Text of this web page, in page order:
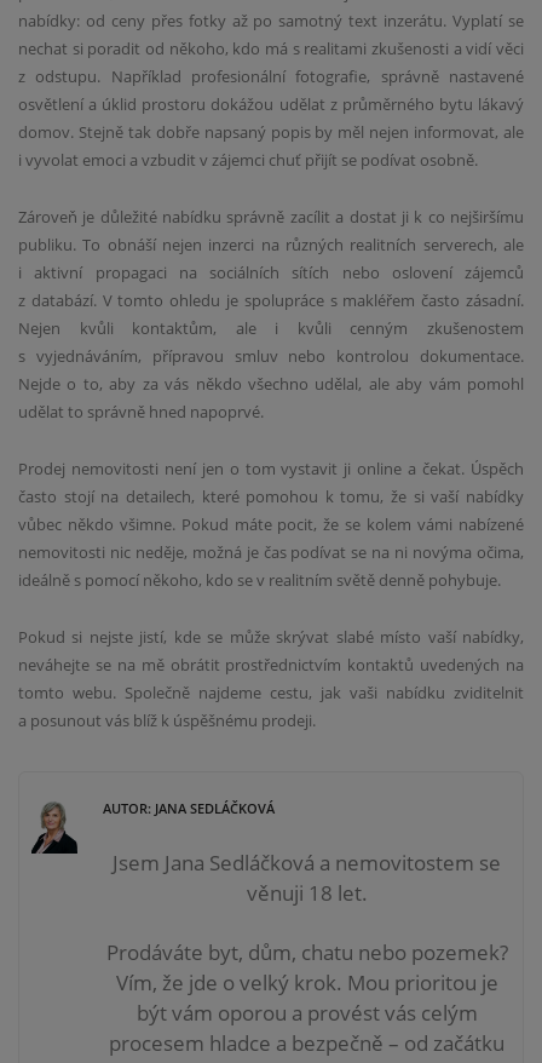
nabídky: od ceny přes fotky až po samotný text inzerátu. Vyplatí se
nechat si poradit od někoho, kdo má s realitami zkušenosti a vidí věci
z odstupu. Například profesionální fotografie, správně nastavené
osvětlení a úklid prostoru dokážou udělat z průměrného bytu lákavý
domov. Stejně tak dobře napsaný popis by měl nejen informovat, ale
i vyvolat emoci a vzbudit v zájemci chuť přijít se podívat osobně.
Zároveň je důležité nabídku správně zacílit a dostat ji k co nejširšímu
publiku. To obnáší nejen inzerci na různých realitních serverech, ale
i aktivní propagaci na sociálních sítích nebo oslovení zájemců
z databází. V tomto ohledu je spolupráce s makléřem často zásadní.
Nejen kvůli kontaktům, ale i kvůli cenným zkušenostem
s vyjednáváním, přípravou smluv nebo kontrolou dokumentace.
Nejde o to, aby za vás někdo všechno udělal, ale aby vám pomohl
udělat to správně hned napoprvé.
Prodej nemovitosti není jen o tom vystavit ji online a čekat. Úspěch
často stojí na detailech, které pomohou k tomu, že si vaší nabídky
vůbec někdo všimne. Pokud máte pocit, že se kolem vámi nabízené
nemovitosti nic neděje, možná je čas podívat se na ni novýma očima,
ideálně s pomocí někoho, kdo se v realitním světě denně pohybuje.
Pokud si nejste jistí, kde se může skrývat slabé místo vaší nabídky,
neváhejte se na mě obrátit prostřednictvím kontaktů uvedených na
tomto webu. Společně najdeme cestu, jak vaši nabídku zviditelnit
a posunout vás blíž k úspěšnému prodeji.
AUTOR: JANA SEDLÁČKOVÁ
Jsem Jana Sedláčková a nemovitostem se
věnuji 18 let.
Prodáváte byt, dům, chatu nebo pozemek?
Vím, že jde o velký krok. Mou prioritou je
být vám oporou a provést vás celým
procesem hladce a bezpečně – od začátku